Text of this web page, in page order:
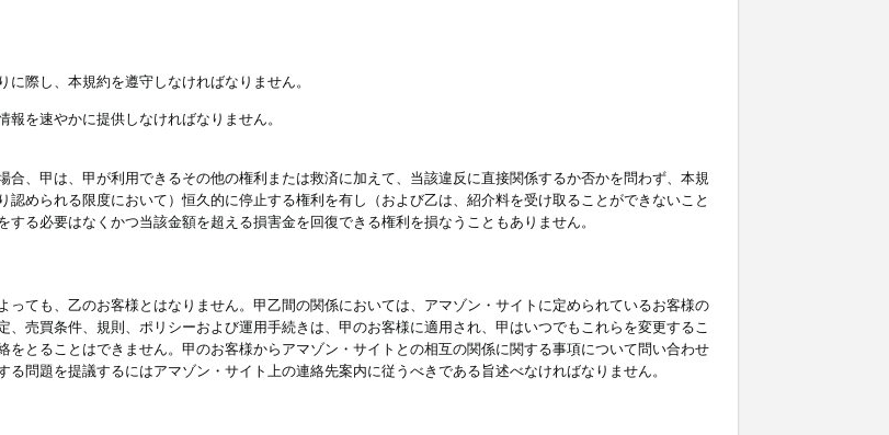
際し、本規約を遵守しなければなりません。
を速やかに提供しなければなりません。
、甲は、甲が利用できるその他の権利または救済に加えて、当該違反に直接関係するか否かを問わず、本規
められる限度において）恒久的に停止する権利を有し（および乙は、紹介料を受け取ることができないこと
る必要はなくかつ当該金額を超える損害金を回復できる権利を損なうこともありません。
ても、乙のお客様とはなりません。甲乙間の関係においては、アマゾン・サイトに定められているお客様の
売買条件、規則、ポリシーおよび運用手続きは、甲のお客様に適用され、甲はいつでもこれらを変更するこ
とることはできません。甲のお客様からアマゾン・サイトとの相互の関係に関する事項について問い合わせ
問題を提議するにはアマゾン・サイト上の連絡先案内に従うべきである旨述べなければなりません。